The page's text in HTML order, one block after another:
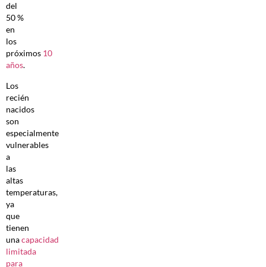
del
50 %
en
los
próximos 10
años.
Los
recién
nacidos
son
especialmente
vulnerables
a
las
altas
temperaturas,
ya
que
tienen
unacapacidad
limitada
para